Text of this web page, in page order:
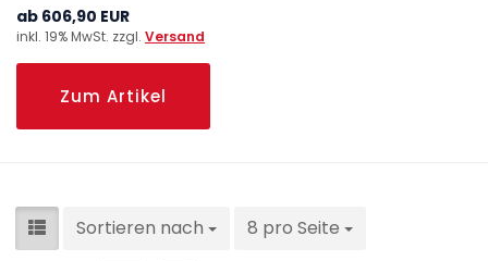
ab 606,90 EUR
inkl. 19% MwSt. zzgl. Versand
Zum Artikel
Sortieren nach 8 pro Seite